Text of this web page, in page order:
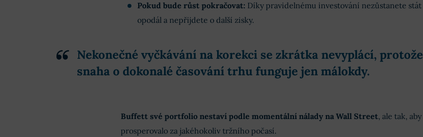
Pokud bude růst pokračovat: Díky pravidelnému investování nezůstanete stát
opodál a nepřijdete o další zisky.
Nekonečné vyčkávání na korekci se zkrátka nevyplácí, protože
snaha o dokonalé časování trhu funguje jen málokdy.
Buffett své portfolio nestaví podle momentální nálady na Wall Street, ale tak, aby
prosperovalo za jakéhokoliv tržního počasí.